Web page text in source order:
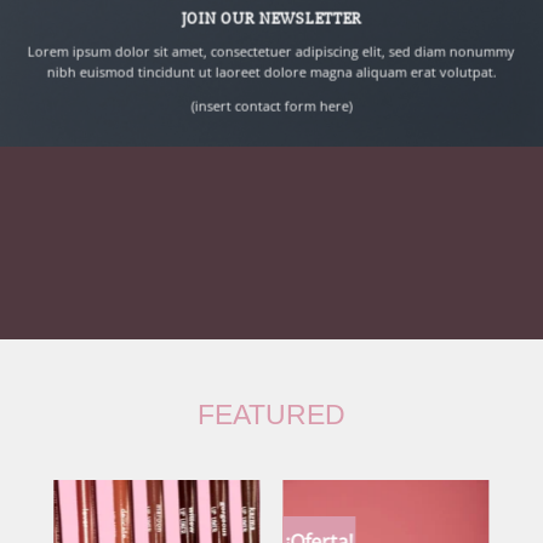
JOIN OUR NEWSLETTER
Lorem ipsum dolor sit amet, consectetuer adipiscing elit, sed diam nonummy
nibh euismod tincidunt ut laoreet dolore magna aliquam erat volutpat.
(insert contact form here)
FEATURED